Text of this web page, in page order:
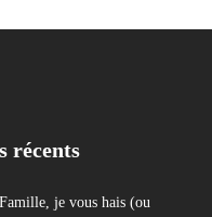
récents
Famille, je vous hais (ou